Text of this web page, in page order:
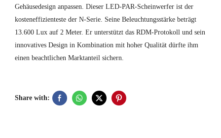
Gehäusedesign anpassen. Dieser LED-PAR-Scheinwerfer ist der
kosteneffizienteste der N-Serie. Seine Beleuchtungsstärke beträgt
13.600 Lux auf 2 Meter. Er unterstützt das RDM-Protokoll und sein
innovatives Design in Kombination mit hoher Qualität dürfte ihm
einen beachtlichen Marktanteil sichern.
Share with: